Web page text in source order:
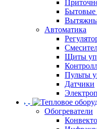
Бытовые
Автоматика
Щиты
Пульты
Датчики
Обогреватели